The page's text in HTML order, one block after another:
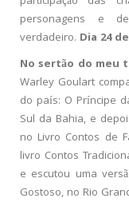
personagens e
verdadeiro. Dia 24
No sertão do meu
Warley Goulart
do país: O Príncipe
Sul da Bahia, e
no Livro Contos de
livro Contos
e escutou uma
Gostoso, no Rio